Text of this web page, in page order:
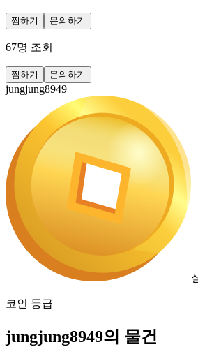
찜하기 문의하기
67명 조회
찜하기 문의하기
jungjung8949
코인 등급
jungjung8949의 물건